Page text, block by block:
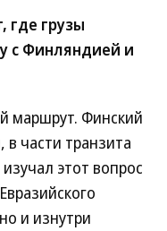
где грузы
с Финляндией и
маршрут. Финский
части транзита
этот вопрос
и изнутри